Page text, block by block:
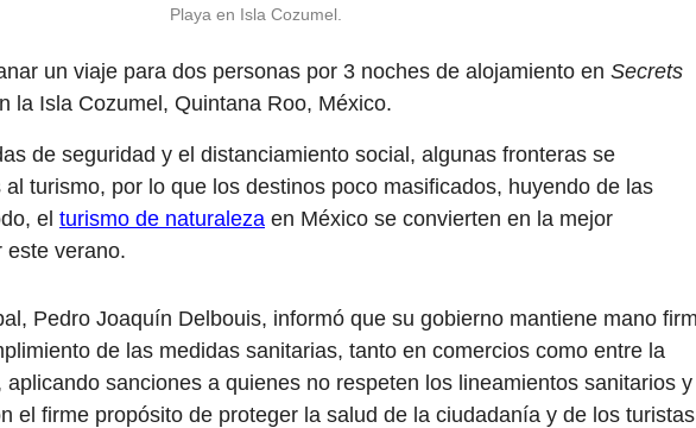
Playa en Isla Cozumel.
un viaje para dos personas por 3 noches de alojamiento en Secrets
la Isla Cozumel, Quintana Roo, México.
de seguridad y el distanciamiento social, algunas fronteras se
turismo, por lo que los destinos poco masificados, huyendo de las
el turismo de naturaleza en México se convierten en la mejor
este verano.
Pedro Joaquín Delbouis, informó que su gobierno mantiene mano
de las medidas sanitarias, tanto en comercios como entre la
aplicando sanciones a quienes no respeten los lineamientos sanitarios y
el firme propósito de proteger la salud de la ciudadanía y de los turistas